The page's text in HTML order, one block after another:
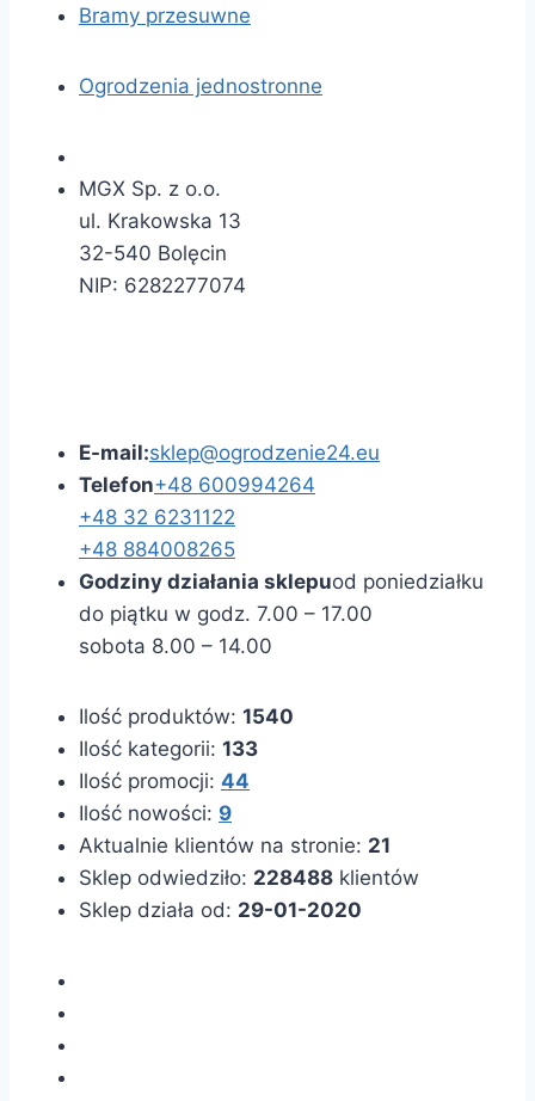
Bramy przesuwne
Ogrodzenia jednostronne
MGX Sp. z o.o.
ul. Krakowska 13
32-540 Bolęcin
NIP: 6282277074
E-mail:sklep@ogrodzenie24.eu
Telefon+48 600994264
+48 32 6231122
+48 884008265
Godziny działania sklepuod poniedziałku
do piątku w godz. 7.00 – 17.00
sobota 8.00 – 14.00
Ilość produktów: 1540
Ilość kategorii: 133
Ilość promocji: 44
Ilość nowości: 9
Aktualnie klientów na stronie: 21
Sklep odwiedziło: 228488 klientów
Sklep działa od: 29-01-2020